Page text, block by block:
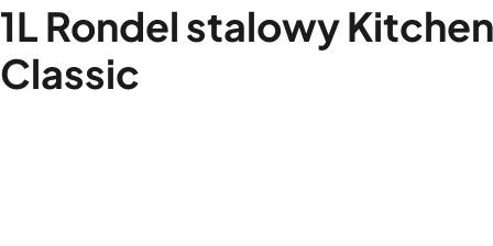
1L Rondel stalowy
Classic